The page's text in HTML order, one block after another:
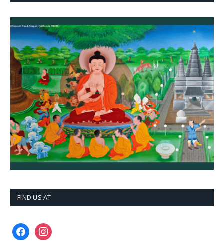
FIND US AT
facebookinstagram